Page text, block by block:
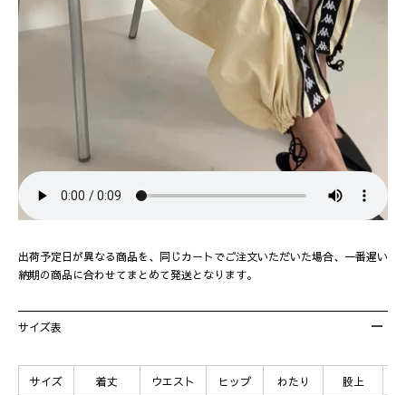
出荷予定日が異なる商品を、同じカートでご注文いただいた場合、一番遅い
納期の商品に合わせてまとめて発送となります。
サイズ表
サイズ 着丈 ウエスト ヒップ わたり 股上